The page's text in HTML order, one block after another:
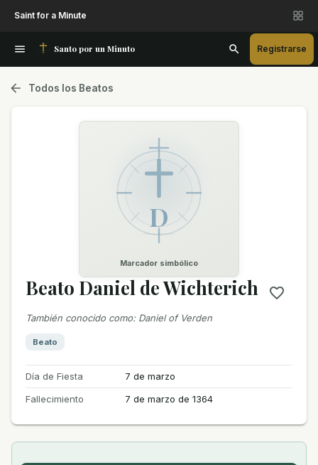
Saint for a Minute
Santo por un Minuto Registrarse
Todos los Beatos
D
Marcador simbólico
Beato Daniel de Wichterich
También conocido como: Daniel of Verden
Beato
Día de Fiesta
7 de marzo
Fallecimiento
7 de marzo de 1364